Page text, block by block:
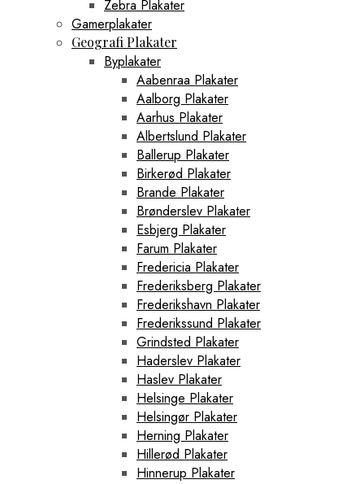
Zebra Plakater
Gamerplakater
Geografi Plakater
Byplakater
Aabenraa Plakater
Aalborg Plakater
Aarhus Plakater
Albertslund Plakater
Ballerup Plakater
Birkerød Plakater
Brande Plakater
Brønderslev Plakater
Esbjerg Plakater
Farum Plakater
Fredericia Plakater
Frederiksberg Plakater
Frederikshavn Plakater
Frederikssund Plakater
Grindsted Plakater
Haderslev Plakater
Haslev Plakater
Helsinge Plakater
Helsingør Plakater
Herning Plakater
Hillerød Plakater
Hinnerup Plakater